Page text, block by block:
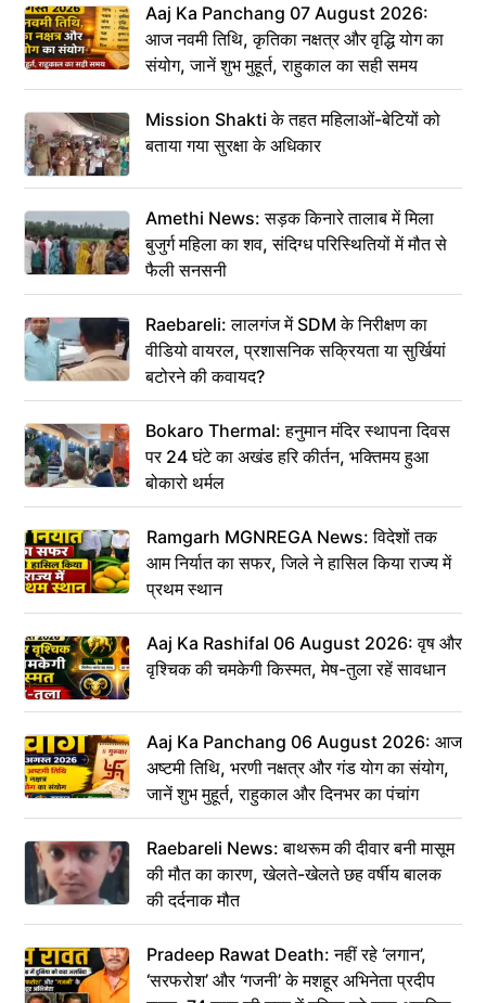
Aaj Ka Panchang 07 August 2026:
आज नवमी तिथि, कृतिका नक्षत्र और वृद्धि योग का
संयोग, जानें शुभ मुहूर्त, राहुकाल का सही समय
Mission Shakti के तहत महिलाओं-बेटियों को
बताया गया सुरक्षा के अधिकार
Amethi News: सड़क किनारे तालाब में मिला
बुजुर्ग महिला का शव, संदिग्ध परिस्थितियों में मौत से
फैली सनसनी
Raebareli: लालगंज में SDM के निरीक्षण का
वीडियो वायरल, प्रशासनिक सक्रियता या सुर्खियां
बटोरने की कवायद?
Bokaro Thermal: हनुमान मंदिर स्थापना दिवस
पर 24 घंटे का अखंड हरि कीर्तन, भक्तिमय हुआ
बोकारो थर्मल
Ramgarh MGNREGA News: विदेशों तक
आम निर्यात का सफर, जिले ने हासिल किया राज्य में
प्रथम स्थान
Aaj Ka Rashifal 06 August 2026: वृष और
वृश्चिक की चमकेगी किस्मत, मेष-तुला रहें सावधान
Aaj Ka Panchang 06 August 2026: आज
अष्टमी तिथि, भरणी नक्षत्र और गंड योग का संयोग,
जानें शुभ मुहूर्त, राहुकाल और दिनभर का पंचांग
Raebareli News: बाथरूम की दीवार बनी मासूम
की मौत का कारण, खेलते-खेलते छह वर्षीय बालक
की दर्दनाक मौत
Pradeep Rawat Death: नहीं रहे ‘लगान’,
‘सरफरोश’ और ‘गजनी’ के मशहूर अभिनेता प्रदीप